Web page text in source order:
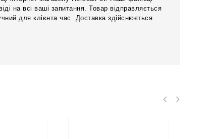
на всі ваші запитання. Товар відправляється
для клієнта час. Доставка здійснюється